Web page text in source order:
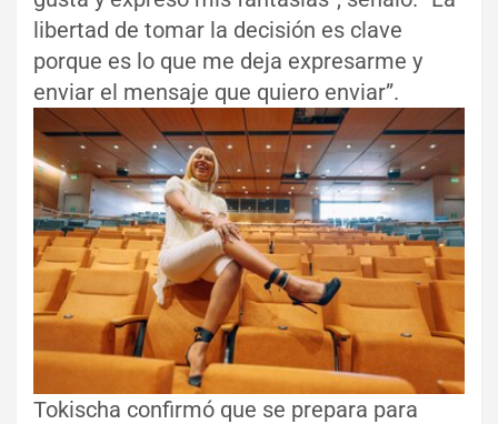
libertad de tomar la decisión es clave
porque es lo que me deja expresarme y
enviar el mensaje que quiero enviar”.
Tokischa confirmó que se prepara para